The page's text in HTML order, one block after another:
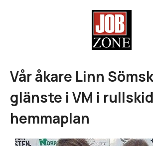
Vår åkare Linn
glänste i VM i
hemmaplan